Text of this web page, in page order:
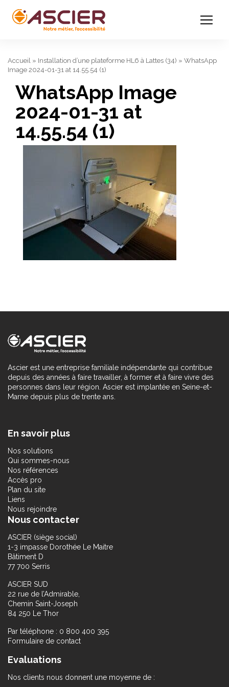
Accueil » Installation d’une plateforme HL6 à Lattes (34) » WhatsApp
Image 2024-01-31 at 14.55.54 (1)
WhatsApp Image
2024-01-31 at
14.55.54 (1)
Ascier est une entreprise familiale indépendante qui contribue
depuis des années à faire travailler, à former et à faire vivre des
personnes dans leur région. Ascier est implantée en Seine-et-
Marne depuis plus de trente ans.
En savoir plus
Nos solutions
Qui sommes-nous
Nos références
Accès pro
Plan du site
Liens
Nous rejoindre
Nous contacter
ASCIER (siège social)
1-3 impasse Dorothée Le Maitre
Bâtiment D
77 700 Serris
ASCIER SUD
22 rue de l’Admirable,
Chemin Saint-Joseph
84 250 Le Thor
Par téléphone : 0 800 400 395
Formulaire de contact
Evaluations
Nos clients nous donnent une moyenne de :